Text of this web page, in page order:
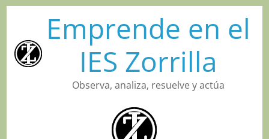
contenidoEmprende en el
IES Zorrilla
Observa, analiza, resuelve y actúa